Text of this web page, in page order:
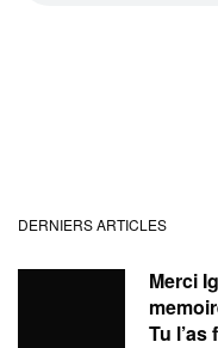
DERNIERS ARTICLES
Merci
Tu l’as